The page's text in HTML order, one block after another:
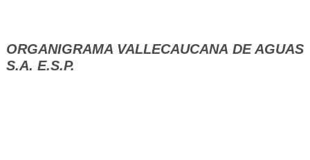
ORGANIGRAMA VALLECAUCANA DE AGUAS
S.A. E.S.P.